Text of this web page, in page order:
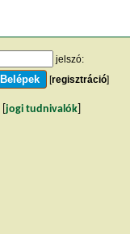
jelszó:
[regisztráció]
jogi tudnivalók